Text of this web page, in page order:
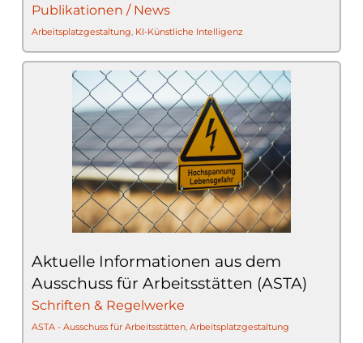
Publikationen / News
Arbeitsplatzgestaltung, KI-Künstliche Intelligenz
Aktuelle Informationen aus dem
Ausschuss für Arbeitsstätten (ASTA)
Schriften & Regelwerke
ASTA - Ausschuss für Arbeitsstätten, Arbeitsplatzgestaltung